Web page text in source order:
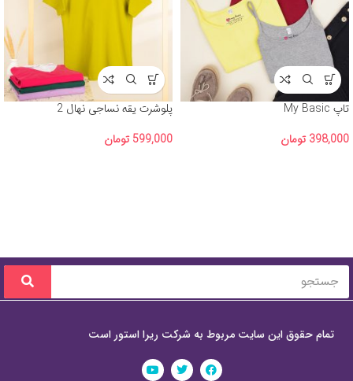
تاپ My Basic
398,000 تومان
پلوشرت یقه نساجی نهال 2
599,000 تومان
تمام حقوق این سایت مربوط به شرکت ریرا استور است